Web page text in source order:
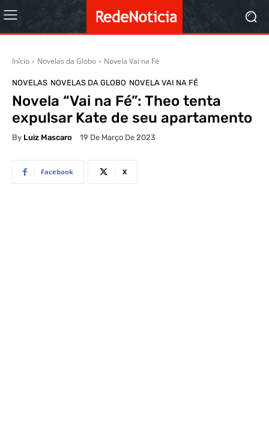
Início Novelas da Globo Novela Vai na Fé
NOVELAS NOVELAS DA GLOBO NOVELA VAI NA FÉ
Novela “Vai na Fé”: Theo tenta
expulsar Kate de seu apartamento
By Luiz Mascaro 19 De Março De 2023
Facebook X